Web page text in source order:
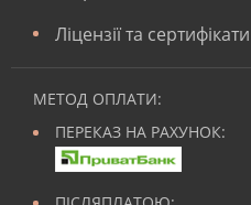
Ліцензії та сертифікати
МЕТОД ОПЛАТИ:
ПЕРЕКАЗ НА РАХУНОК: